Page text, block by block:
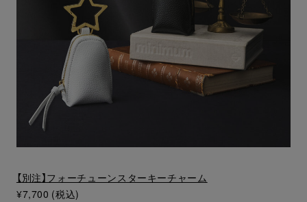
【別注】フォーチューンスターキーチャーム
¥7,700 (税込)